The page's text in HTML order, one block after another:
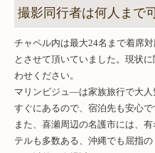
撮影同行者は何人まで
チャペル内は最大24名まで着席
とさせて頂いていました。現状
わせください。
マリンビジュ―は家族旅行で大
すぐにあるので、宿泊先も安心で
また、喜瀬周辺の名護市には、
テルも多数ある、沖縄でも屈指